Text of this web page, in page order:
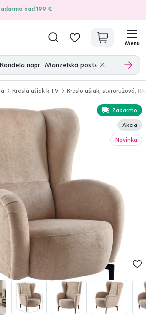
nad 199 €
31 157overených produktových recenzií
Menu
Kreslá ušiak k TV Kreslo ušiak, staroružová,
Zadarmo
Akcia
Novinka